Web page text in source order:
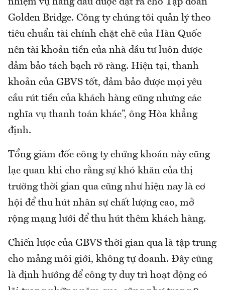
Golden Bridge. Công ty chúng tôi quản lý theo
tiêu chuẩn tài chính chặt chẽ của Hàn Quốc
nên tài khoản tiền của nhà đầu tư luôn được
đảm bảo tách bạch rõ ràng. Hiện tại, thanh
khoản của GBVS tốt, đảm bảo được mọi yêu
cầu rút tiền của khách hàng cũng nhưng các
nghĩa vụ thanh toán khác”, ông Hòa khẳng
định.
Tổng giám đốc công ty chứng khoán này cũng
lạc quan khi cho rằng sự khó khăn của thị
trường thời gian qua cũng như hiện nay là cơ
hội để thu hút nhân sự chất lượng cao, mở
rộng mạng lưới để thu hút thêm khách hàng.
Chiến lược của GBVS thời gian qua là tập trung
cho mảng môi giới, không tự doanh. Đây cũng
là định hướng để công ty duy trì hoạt động có